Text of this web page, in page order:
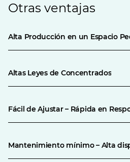
Otras ventajas
Alta Producción en un Espacio
Altas Leyes de Concentrados
Fácil de Ajustar – Rápida en
Mantenimiento mínimo – Alta